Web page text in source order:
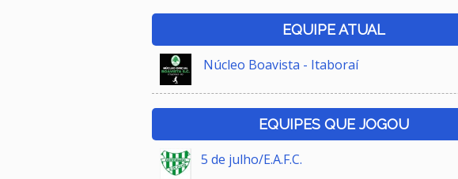
EQUIPE ATUAL
Núcleo Boavista - Itaboraí
EQUIPES QUE JOGOU
5 de julho/E.A.F.C.